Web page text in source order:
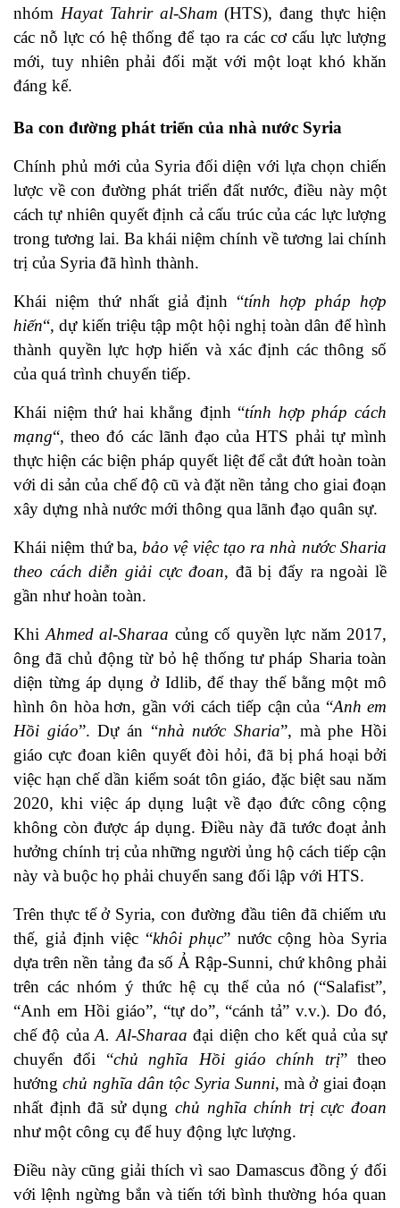
nhóm Hayat Tahrir al-Sham (HTS), đang thực hiện
các nỗ lực có hệ thống để tạo ra các cơ cấu lực lượng
mới, tuy nhiên phải đối mặt với một loạt khó khăn
đáng kể.
Ba con đường phát triển của nhà nước Syria
Chính phủ mới của Syria đối diện với lựa chọn chiến
lược về con đường phát triển đất nước, điều này một
cách tự nhiên quyết định cả cấu trúc của các lực lượng
trong tương lai. Ba khái niệm chính về tương lai chính
trị của Syria đã hình thành.
Khái niệm thứ nhất giả định “tính hợp pháp hợp
hiến“, dự kiến triệu tập một hội nghị toàn dân để hình
thành quyền lực hợp hiến và xác định các thông số
của quá trình chuyển tiếp.
Khái niệm thứ hai khẳng định “tính hợp pháp cách
mạng“, theo đó các lãnh đạo của HTS phải tự mình
thực hiện các biện pháp quyết liệt để cắt đứt hoàn toàn
với di sản của chế độ cũ và đặt nền tảng cho giai đoạn
xây dựng nhà nước mới thông qua lãnh đạo quân sự.
Khái niệm thứ ba,bảo vệ việc tạo ra nhà nước Sharia
theo cách diễn giải cực đoan, đã bị đẩy ra ngoài lề
gần như hoàn toàn.
KhiAhmed al-Sharaa củng cố quyền lực năm 2017,
ông đã chủ động từ bỏ hệ thống tư pháp Sharia toàn
diện từng áp dụng ở Idlib, để thay thế bằng một mô
hình ôn hòa hơn, gần với cách tiếp cận của “Anh em
Hồi giáo”. Dự án “nhà nước Sharia”, mà phe Hồi
giáo cực đoan kiên quyết đòi hỏi, đã bị phá hoại bởi
việc hạn chế dần kiểm soát tôn giáo, đặc biệt sau năm
2020, khi việc áp dụng luật về đạo đức công cộng
không còn được áp dụng. Điều này đã tước đoạt ảnh
hưởng chính trị của những người ủng hộ cách tiếp cận
này và buộc họ phải chuyển sang đối lập với HTS.
Trên thực tế ở Syria, con đường đầu tiên đã chiếm ưu
thế, giả định việc “khôi phục” nước cộng hòa Syria
dựa trên nền tảng đa số Ả Rập-Sunni, chứ không phải
trên các nhóm ý thức hệ cụ thể của nó (“Salafist”,
“Anh em Hồi giáo”, “tự do”, “cánh tả” v.v.). Do đó,
chế độ củaA. Al-Sharaa đại diện cho kết quả của sự
chuyển đổi “chủ nghĩa Hồi giáo chính trị” theo
hướngchủ nghĩa dân tộc Syria Sunni, mà ở giai đoạn
nhất định đã sử dụng chủ nghĩa chính trị cực đoan
như một công cụ để huy động lực lượng.
Điều này cũng giải thích vì sao Damascus đồng ý đối
với lệnh ngừng bắn và tiến tới bình thường hóa quan